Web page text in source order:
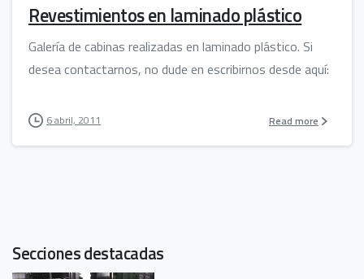
Revestimientos en laminado plástico
Galería de cabinas realizadas en laminado plástico. Si
desea contactarnos, no dude en escribirnos desde aquí:
6 abril, 2011 Read more
Secciones destacadas